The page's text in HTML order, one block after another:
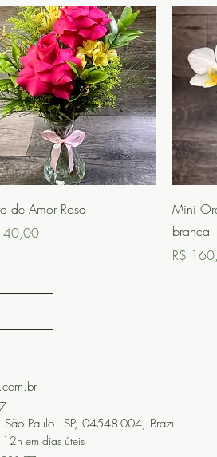
Visualização rápida
de Amor Rosa
Mini
branca
Preço
R$
Paulo - SP, 04548-004, Brazil
em dias úteis